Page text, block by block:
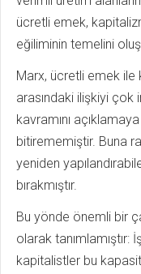
ücretli emek,
eğiliminin temelini
Marx, ücretli emek
arasındaki ilişkiyi çok
kavramını açıklamaya
bitirememiştir. Buna
yeniden
bırakmıştır.
Bu yönde önemli bir
olarak
kapitalistler bu